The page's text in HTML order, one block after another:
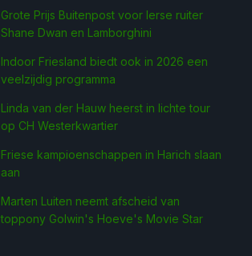
Grote Prijs Buitenpost voor Ierse ruiter
Shane Dwan en Lamborghini
Indoor Friesland biedt ook in 2026 een
veelzijdig programma
Linda van der Hauw heerst in lichte tour
op CH Westerkwartier
Friese kampioenschappen in Harich slaan
aan
Marten Luiten neemt afscheid van
toppony Golwin's Hoeve's Movie Star